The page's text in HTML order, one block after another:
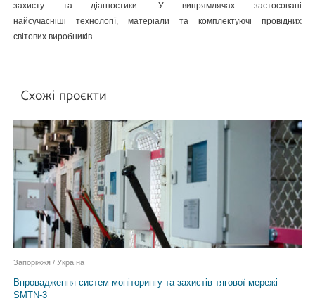
захисту та діагностики. У випрямлячах застосовані
найсучасніші технології, матеріали та комплектуючі провідних
світових виробників.
Схожі проєкти
Впровадження систем моніторингу та захистів тягової мережі
SMTN-3
Запоріжжя / Україна